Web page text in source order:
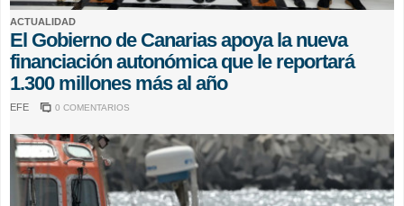
ACTUALIDAD
El Gobierno de Canarias apoya la nueva
financiación autonómica que le reportará
1.300 millones más al año
EFE 0 COMENTARIOS